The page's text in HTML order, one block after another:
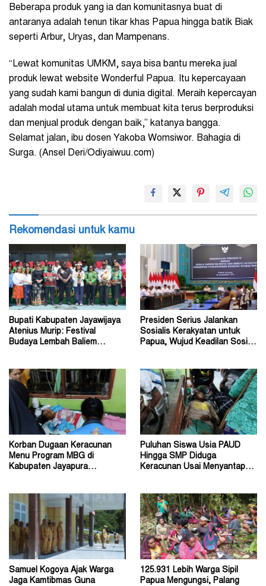
Beberapa produk yang ia dan komunitasnya buat di
antaranya adalah tenun tikar khas Papua hingga batik Biak
seperti Arbur, Uryas, dan Mampenans.
“Lewat komunitas UMKM, saya bisa bantu mereka jual
produk lewat website Wonderful Papua. Itu kepercayaan
yang sudah kami bangun di dunia digital. Meraih kepercayan
adalah modal utama untuk membuat kita terus berproduksi
dan menjual produk dengan baik,” katanya bangga.
Selamat jalan, ibu dosen Yakoba Womsiwor. Bahagia di
Surga. (Ansel Deri/Odiyaiwuu.com)
Rekomendasi untuk kamu
Bupati Kabupaten Jayawijaya
Atenius Murip: Festival
Budaya Lembah Baliem
Presiden Serius Jalankan
Sosialis Kerakyatan untuk
Papua, Wujud Keadilan Sosial
Korban Dugaan Keracunan
Menu Program MBG di
Kabupaten Jayapura
Puluhan Siswa Usia PAUD
Hingga SMP Diduga
Keracunan Usai Menyantap
Samuel Kogoya Ajak Warga
Jaga Kamtibmas Guna
125.931 Lebih Warga Sipil
Papua Mengungsi, Palang